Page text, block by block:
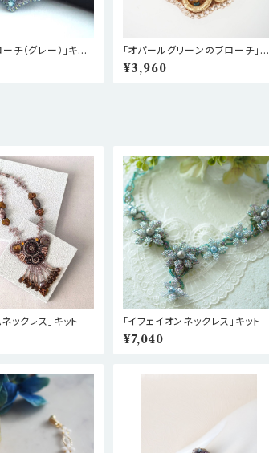
チ（グレー）」キッ
「オパールグリーンのブローチ」キ
ット
¥3,960
ックレス」キット 「イフェイオンネックレス」キット
¥7,040